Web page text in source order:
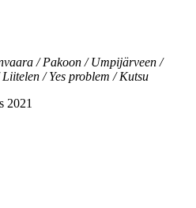
/ Pakoon / Umpijärveen /
/ Yes problem / Kutsu
2021